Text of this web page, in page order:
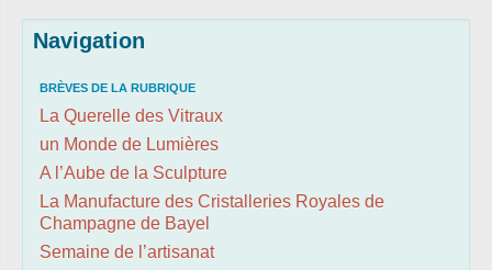
Navigation
BRÈVES DE LA RUBRIQUE
La Querelle des Vitraux
un Monde de Lumières
A l’Aube de la Sculpture
La Manufacture des Cristalleries Royales de
Champagne de Bayel
Semaine de l’artisanat